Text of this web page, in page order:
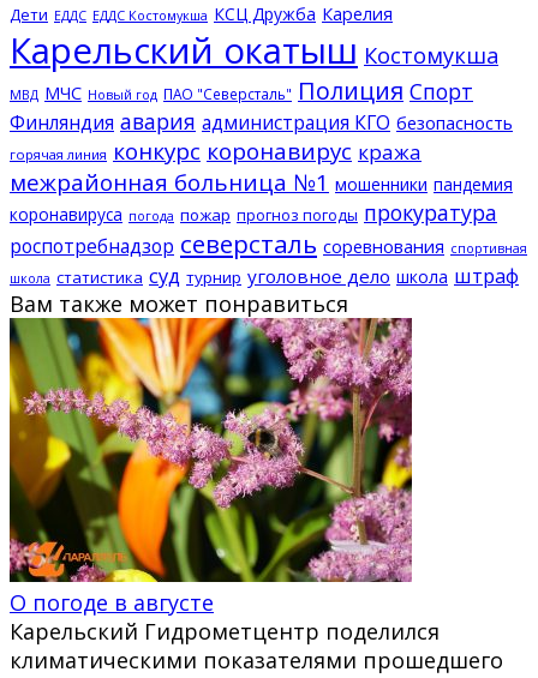
Дети ЕДДС ЕДДС Костомукша КСЦ Дружба Карелия
Карельский окатыш Костомукша
МВД МЧС Новый год ПАО "Северсталь" Полиция Спорт
Финляндия авария администрация КГО безопасность
горячая линия конкурс коронавирус кража
межрайонная больница №1 мошенники пандемия
коронавируса погода пожар прогноз погоды прокуратура
роспотребнадзор северсталь соревнования спортивная
школа статистика суд турнир уголовное дело школа штраф
Вам также может понравиться
О погоде в августе
Карельский Гидрометцентр поделился
климатическими показателями прошедшего